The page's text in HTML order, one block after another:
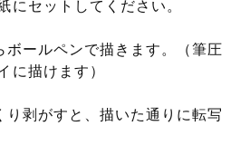
にセットしてください。
ールペンで描きます。（筆圧
に描けます）
剥がすと、描いた通りに転写